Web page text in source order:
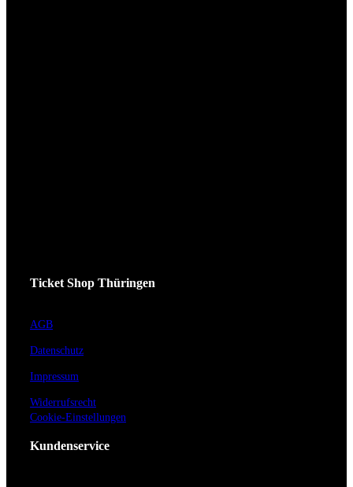
Ticket Shop Thüringen
AGB
Datenschutz
Impressum
Widerrufsrecht
Cookie-Einstellungen
Kundenservice